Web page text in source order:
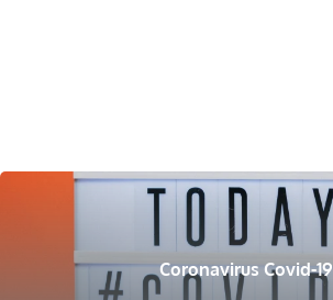
Coronavirus Covid-19